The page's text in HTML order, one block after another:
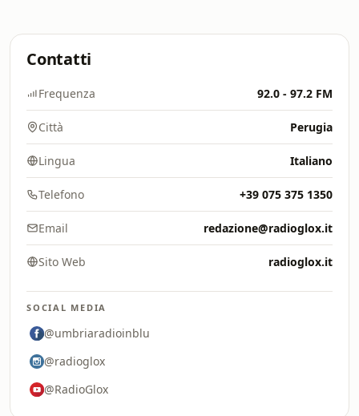
Contatti
Frequenza 92.0 - 97.2 FM
Città Perugia
Lingua Italiano
Telefono +39 075 375 1350
Email redazione@radioglox.it
Sito Web radioglox.it
SOCIAL MEDIA
@umbriaradioinblu
@radioglox
@RadioGlox